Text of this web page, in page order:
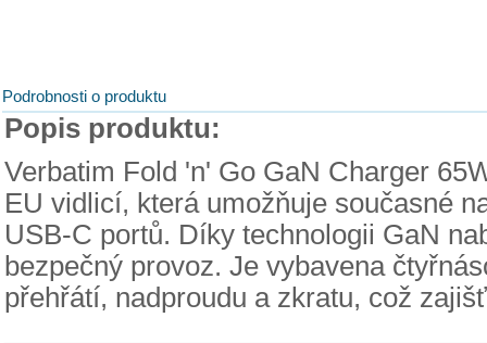
Podrobnosti o produktu
Popis produktu:
Verbatim Fold 'n' Go GaN Charger
EU vidlicí, která umožňuje současné
USB-C portů. Díky technologii GaN
bezpečný provoz. Je vybavena
přehřátí, nadproudu a zkratu, což